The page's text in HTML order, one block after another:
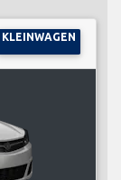
KLEINWAGEN